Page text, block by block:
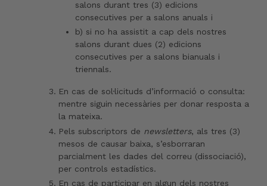
salons durant tres (3) edicions
consecutives per a salons anuals i
b) si no ha assistit a cap dels nostres
salons durant dues (2) edicions
consecutives per a salons bianuals i
triennals.
En cas de sol·licituds d’informació o consulta:
mentre siguin necessàries per donar resposta a
la mateixa.
Pels subscriptors de newsletters, als tres (3)
mesos de causar baixa, s’esborraran
parcialment les dades del correu (dissociació),
per controls estadístics.
En cas de participar en algun dels nostres